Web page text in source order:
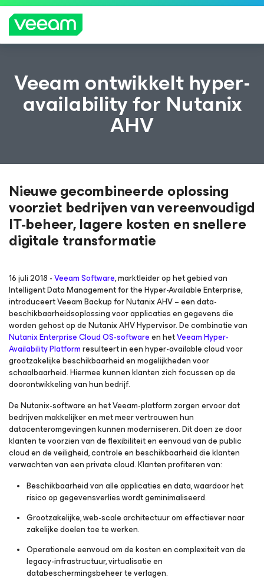
Richtlijnen van Veeam voor klanten die zijn
getroffen door de content-update van
CrowdStrike
Veeam ontwikkelt hyper-
availability for Nutanix
AHV
Nieuwe gecombineerde oplossing
voorziet bedrijven van vereenvoudigd
IT-beheer, lagere kosten en snellere
digitale transformatie
16 juli 2018 -Veeam Software, marktleider op het gebied van
Intelligent Data Management for the Hyper-Available Enterprise,
introduceert Veeam Backupfor Nutanix AHV– een data-
beschikbaarheidsoplossing voor applicaties en gegevens die
worden gehost op de Nutanix AHV Hypervisor. De combinatie van
Nutanix Enterprise Cloud OS-softwareen hetVeeam Hyper-
Availability Platformresulteert in een hyper-available cloud voor
grootzakelijke beschikbaarheid en mogelijkheden voor
schaalbaarheid. Hiermee kunnen klanten zich focussen op de
doorontwikkeling van hun bedrijf.
De Nutanix-software en het Veeam-platform zorgen ervoor dat
bedrijven makkelijker en met meer vertrouwen hun
datacenteromgevingen kunnen moderniseren. Dit doen ze door
klanten te voorzien van de flexibiliteit en eenvoud van de public
cloud en de veiligheid, controle en beschikbaarheid die klanten
verwachten van een private cloud. Klanten profiteren van:
Beschikbaarheid van alle applicaties en data, waardoor het
risico op gegevensverlies wordt geminimaliseerd.
Grootzakelijke, web-scale architectuur om effectiever naar
zakelijke doelen toe te werken.
Operationele eenvoud om de kosten en complexiteit van de
legacy-infrastructuur, virtualisatie en
databeschermingsbeheer te verlagen.